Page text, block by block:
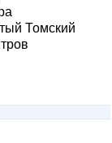
Томский